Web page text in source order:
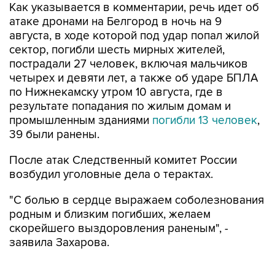
Как указывается в комментарии, речь идет об
атаке дронами на Белгород в ночь на 9
августа, в ходе которой под удар попал жилой
сектор, погибли шесть мирных жителей,
пострадали 27 человек, включая мальчиков
четырех и девяти лет, а также об ударе БПЛА
по Нижнекамску утром 10 августа, где в
результате попадания по жилым домам и
промышленным зданиями погибли 13 человек,
39 были ранены.
После атак Следственный комитет России
возбудил уголовные дела о терактах.
"С болью в сердце выражаем соболезнования
родным и близким погибших, желаем
скорейшего выздоровления раненым", -
заявила Захарова.